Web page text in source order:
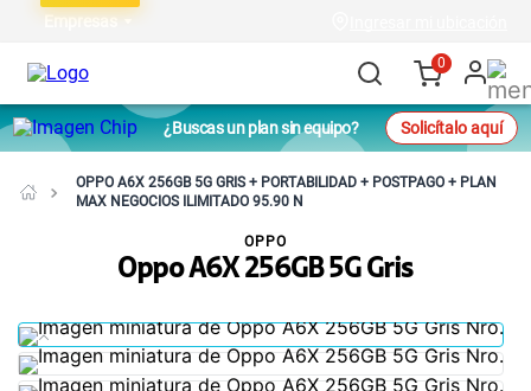
Empresas
0
¿Buscas un plan sin equipo? Solicítalo aquí
OPPO A6X 256GB 5G GRIS + PORTABILIDAD + POSTPAGO + PLAN
MAX NEGOCIOS ILIMITADO 95.90 N
Oppo A6X 256GB 5G Gris
OPPO